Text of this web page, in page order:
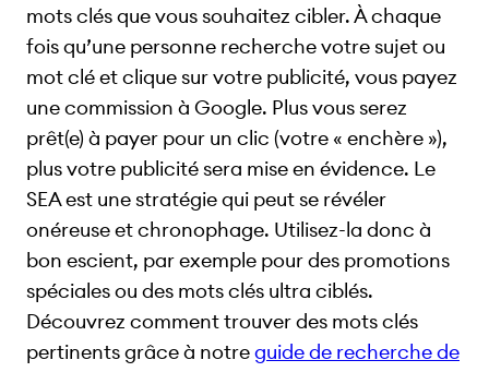
mots clés que vous souhaitez cibler. À chaque
fois qu’une personne recherche votre sujet ou
mot clé et clique sur votre publicité, vous payez
une commission à Google. Plus vous serez
prêt(e) à payer pour un clic (votre « enchère »),
plus votre publicité sera mise en évidence. Le
SEA est une stratégie qui peut se révéler
onéreuse et chronophage. Utilisez-la donc à
bon escient, par exemple pour des promotions
spéciales ou des mots clés ultra ciblés.
Découvrez comment trouver des mots clés
pertinents grâce à notreguide de recherche de